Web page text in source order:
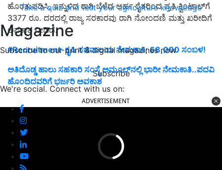
Take a quiz and test your agriculture knowledge
Magazine
Subscribe to our print & digital magazines now
Subscribe
We're social. Connect with us on:
ಹೊರತುಪಡಿಸಿ, ಇನ್ನುಳಿದ ರಾಗಿ ಬೆಳೆದ ಅರ್ಹ ರೈತರಿಂದ ಪ್ರತಿ ಕ್ವಿಂಟಾಲ್‌ಗೆ
3377 ರೂ. ದರದಲ್ಲಿ ರಾಜ್ಯ ಸರಕಾರವು ರಾಗಿ ನೋಂದಣಿ ಮತ್ತು ಖರೀದಿಗೆ
ಅವಕಾಶ ನೀಡಿದೆ.
#Recruitment-ಕೃಷಿ ಸಚಿವಾಲಯ ನೇಮಕಾತಿ; 68,000 ಸಂಬಳ!
ಅತಿದೊಡ್ಡ ಹಾಲು ಸಹಕಾರಿ ಸಂಸ್ಥೆ ಅಮೂಲ್‌ನಲ್ಲಿ ಭಾರೀ ನೇಮಕಾತಿ..ಪದವಿ
ಹೊಂದಿದವರಿಗೆ ಭರ್ಜರಿ ಅವಕಾಶ
ADVERTISEMENT